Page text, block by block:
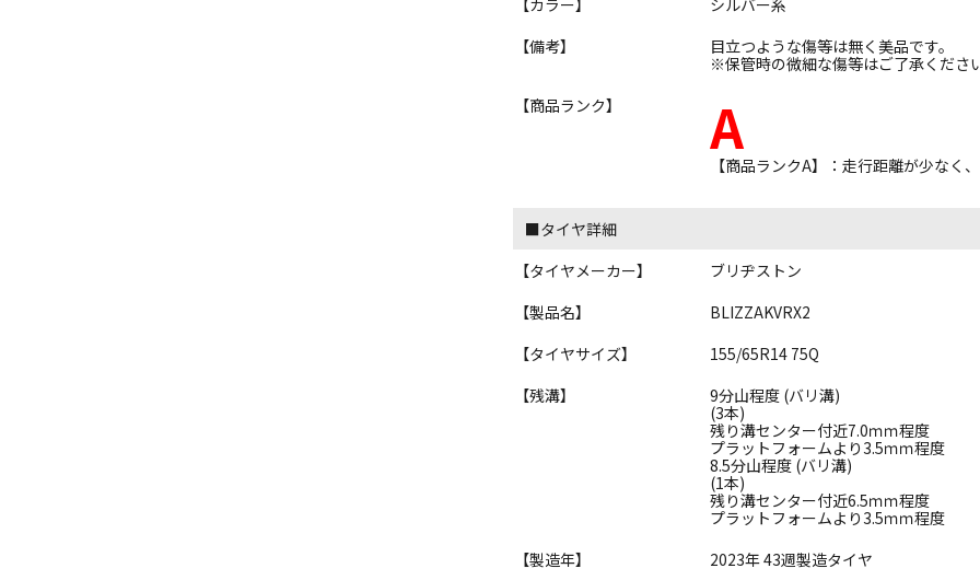
【備考】
目立つような傷等は無く美品です。
※保管時の微細な傷等はご了承くださ
【商品ランク】
A
【商品ランクA】：走行距離が少なく
■タイヤ詳細
【タイヤメーカー】
ブリヂストン
【製品名】
BLIZZAKVRX2
【タイヤサイズ】
155/65R14 75Q
【残溝】
9分山程度 (バリ溝)
(3本)
残り溝センター付近7.0ｍｍ程度
プラットフォームより3.5ｍｍ程度
8.5分山程度 (バリ溝)
(1本)
残り溝センター付近6.5ｍｍ程度
プラットフォームより3.5ｍｍ程度
【製造年】
2023年 43週製造タイヤ